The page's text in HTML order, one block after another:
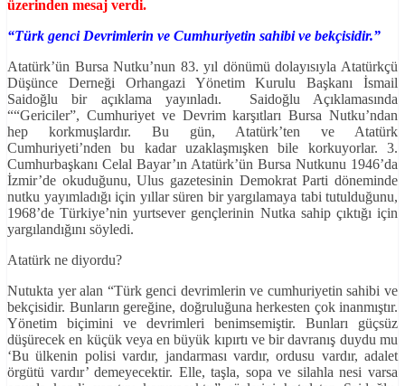
üzerinden mesaj verdi.
“Türk genci Devrimlerin ve Cumhuriyetin sahibi ve bekçisidir.”
Atatürk’ün Bursa Nutku’nun 83. yıl dönümü dolayısıyla Atatürkçü
Düşünce Derneği Orhangazi Yönetim Kurulu Başkanı İsmail
Saidoğlu bir açıklama yayınladı. Saidoğlu Açıklamasında
““Gericiler”, Cumhuriyet ve Devrim karşıtları Bursa Nutku’ndan
hep korkmuşlardır. Bu gün, Atatürk’ten ve Atatürk
Cumhuriyeti’nden bu kadar uzaklaşmışken bile korkuyorlar. 3.
Cumhurbaşkanı Celal Bayar’ın Atatürk’ün Bursa Nutkunu 1946’da
İzmir’de okuduğunu, Ulus gazetesinin Demokrat Parti döneminde
nutku yayımladığı için yıllar süren bir yargılamaya tabi tutulduğunu,
1968’de Türkiye’nin yurtsever gençlerinin Nutka sahip çıktığı için
yargılandığını söyledi.
Atatürk ne diyordu?
Nutukta yer alan “Türk genci devrimlerin ve cumhuriyetin sahibi ve
bekçisidir. Bunların gereğine, doğruluğuna herkesten çok inanmıştır.
Yönetim biçimini ve devrimleri benimsemiştir. Bunları güçsüz
düşürecek en küçük veya en büyük kıpırtı ve bir davranış duydu mu
‘Bu ülkenin polisi vardır, jandarması vardır, ordusu vardır, adalet
örgütü vardır’ demeyecektir. Elle, taşla, sopa ve silahla nesi varsa